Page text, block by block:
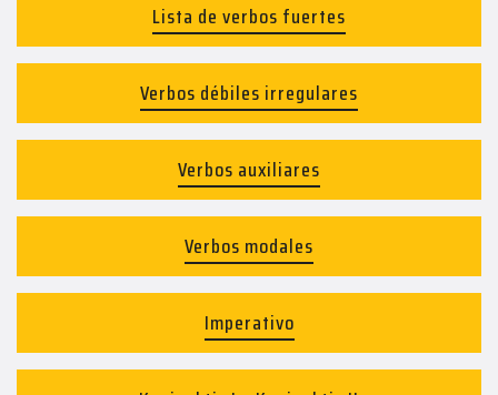
Lista de verbos fuertes
Verbos débiles irregulares
Verbos auxiliares
Verbos modales
Imperativo